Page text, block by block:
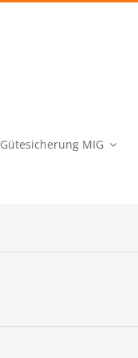
Gütesicherung MIG